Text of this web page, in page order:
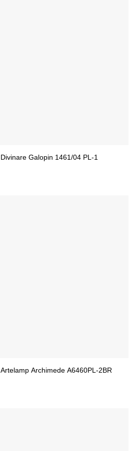
Потолочный светильник Divinare Galopin 1461/04 PL-1
Потолочный светильник Artelamp Archimede A6460PL-2BR